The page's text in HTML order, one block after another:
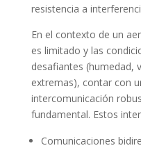
resistencia a
En el contexto de un
es limitado y las
desafiantes (humedad,
extremas), contar con
intercomunicación
fundamental. Estos
Comunicaciones